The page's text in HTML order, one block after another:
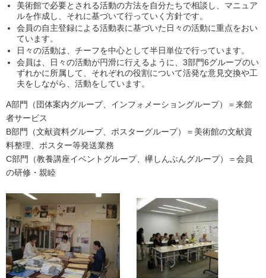
美術館で必要とされる活動の方法を自分たちで相談し、マニュア
ルを作成し、それに基づいて行っていく方針です。
会員の自主登録による活動表に基づいた日々の活動に重点をおい
ています。
日々の活動は、チーフを中心として半日単位で行っています。
会員は、日々の活動が円滑に行えるように、 3部門6グループのい
ずれかに所属して、それぞれの役割について活発な意見交換や工
夫をしながら、活動をしています。
A部門（団体案内グループ、インフォメーショングループ）＝来館
者サービス
B部門（文献資料グループ、ポスターグループ）＝美術館の文献資
料整理、ポスター等発送業務
C部門（教養講座イベントグループ、欅しんぶんグループ）＝会員
の研修・親睦